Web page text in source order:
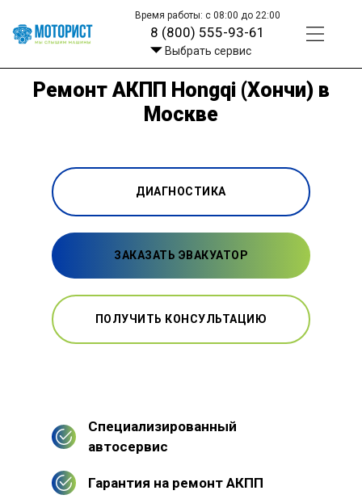
Время работы: с 08:00 до 22:00
8 (800) 555-93-61
Выбрать сервис
Ремонт АКПП Hongqi (Хончи) в
Москве
ДИАГНОСТИКА
ЗАКАЗАТЬ ЭВАКУАТОР
ПОЛУЧИТЬ КОНСУЛЬТАЦИЮ
Специализированный
автосервис
Гарантия на ремонт АКПП